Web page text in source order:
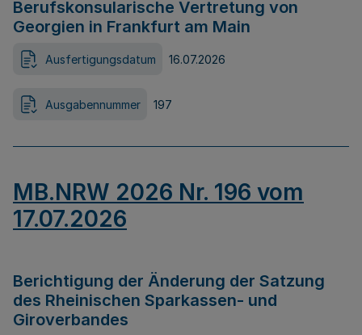
Berufskonsularische Vertretung von
Georgien in Frankfurt am Main
Ausfertigungsdatum 16.07.2026
Ausgabennummer 197
MB.NRW 2026 Nr. 196 vom
17.07.2026
Berichtigung der Änderung der Satzung
des Rheinischen Sparkassen- und
Giroverbandes